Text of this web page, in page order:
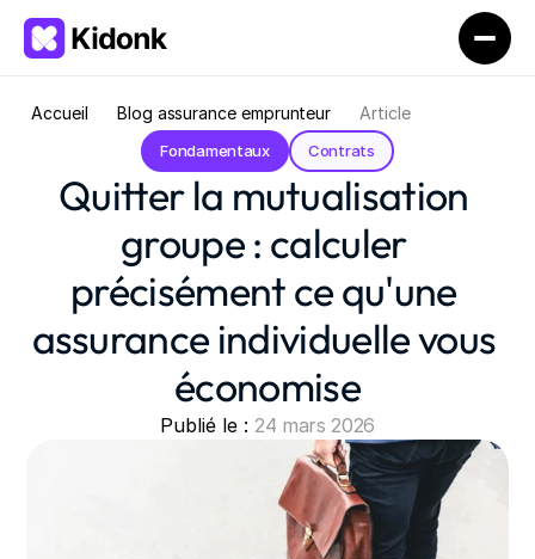
Accueil Blog assurance emprunteur Article
Fondamentaux Contrats
Quitter la mutualisation
groupe : calculer
précisément ce qu'une
assurance individuelle vous
économise
Publié le : 24 mars 2026